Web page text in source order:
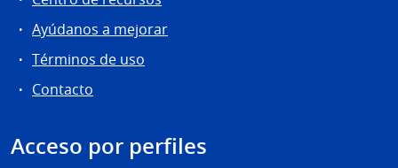
Ayúdanos a mejorar
Términos de uso
Contacto
Acceso por perfiles